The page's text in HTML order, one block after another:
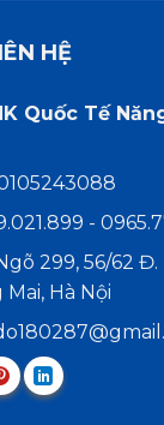
HỆ
Quốc Tế
-
299, 56/62
Hà Nội